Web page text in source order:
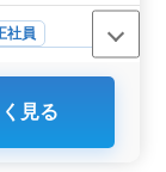
社員
医療事務・受付
便利なクリ
中の職場
見る